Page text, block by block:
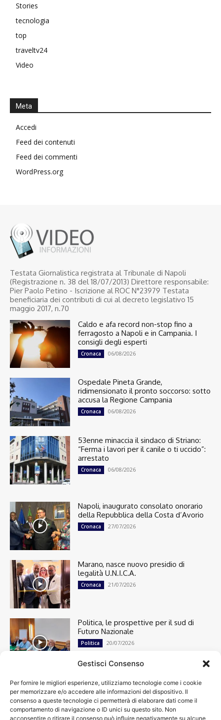
Gestisci Consenso
Per fornire le migliori esperienze, utilizziamo tecnologie come i cookie
per memorizzare e/o accedere alle informazioni del dispositivo. Il
consenso a queste tecnologie ci permetterà di elaborare dati come il
comportamento di navigazione o ID unici su questo sito. Non
acconsentire o ritirare il consenso può influire negativamente su alcune
Stories
tecnologia
top
traveltv24
Video
Meta
Accedi
Feed dei contenuti
Feed dei commenti
WordPress.org
Testata Giornalistica registrata al Tribunale di Napoli
(Registrazione n. 38 del 18/07/2013) Direttore responsabile:
Pier Paolo Petino - Iscrizione al ROC N°23979 Testata
beneficiaria dei contributi di cui al decreto legislativo 15
maggio 2017, n.70
Caldo e afa record non-stop fino a
ferragosto a Napoli e in Campania. I
consigli degli esperti
Cronaca 06/08/2026
Ospedale Pineta Grande,
ridimensionato il pronto soccorso: sotto
accusa la Regione Campania
Cronaca 06/08/2026
53enne minaccia il sindaco di Striano:
“Ferma i lavori per il canile o ti uccido”:
arrestato
Cronaca 06/08/2026
Napoli, inaugurato consolato onorario
della Repubblica della Costa d’Avorio
Cronaca 27/07/2026
Marano, nasce nuovo presidio di
legalità U.N.I.C.A.
Cronaca 21/07/2026
Politica, le prospettive per il sud di
Futuro Nazionale
Politica 20/07/2026
Cronaca
13491
Attualità
7299
top